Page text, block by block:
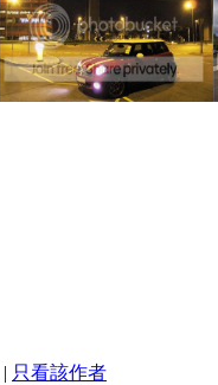
| 只看該作者